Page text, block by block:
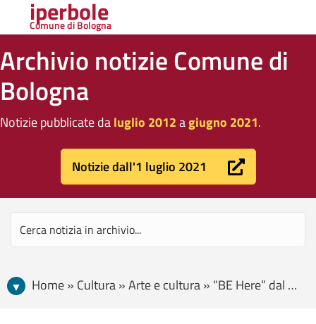
iperbole
Comune di Bologna
Archivio notizie Comune di
Bologna
Notizie pubblicate daluglio 2012agiugno 2021.
Notizie dall'1 luglio 2021
Home » Cultura » Arte e cultura » “BE Here” dal 15 maggio al 14 ottobre torna Bologna Estate 2018